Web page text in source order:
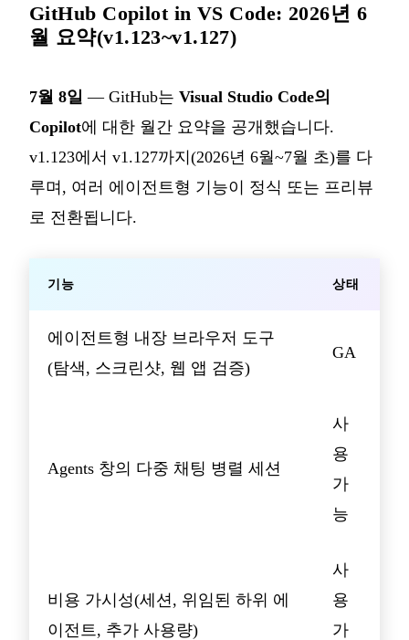
GitHub Copilot in VS Code: 2026년 6
월 요약(v1.123~v1.127)
7월 8일 — GitHub는 Visual Studio Code의
Copilot에 대한 월간 요약을 공개했습니다.
v1.123에서 v1.127까지(2026년 6월~7월 초)를 다
루며, 여러 에이전트형 기능이 정식 또는 프리뷰
로 전환됩니다.
기능 상태
에이전트형 내장 브라우저 도구
(탐색, 스크린샷, 웹 앱 검증)
GA
Agents 창의 다중 채팅 병렬 세션
사
용
가
능
비용 가시성(세션, 위임된 하위 에
이전트, 추가 사용량)
사
용
가